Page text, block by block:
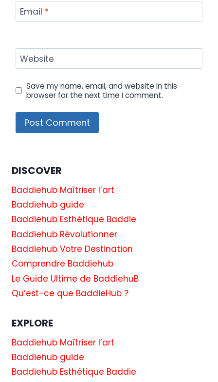
Email *
Website
Save my name, email, and website in this
browser for the next time I comment.
DISCOVER
Baddiehub Maîtriser l’art
Baddiehub guide
Baddiehub Esthétique Baddie
Baddiehub Révolutionner
Baddiehub Votre Destination
Comprendre Baddiehub
Le Guide Ultime de BaddiehuB
Qu’est-ce que BaddieHub ?
EXPLORE
Baddiehub Maîtriser l’art
Baddiehub guide
Baddiehub Esthétique Baddie